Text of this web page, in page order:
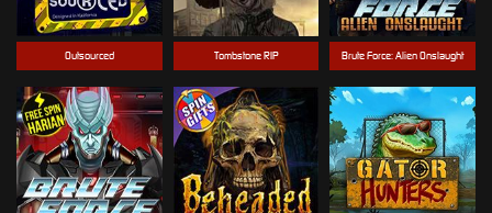
Outsourced Brute Force: Alien Onslaught
Tombstone RIP